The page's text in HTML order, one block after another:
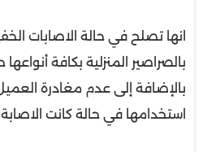
انها تصلح في حالة الاصابات
بالصراصير المنزلية بكافة
بالإضافة إلى عدم مغادرة
استخدامها في حالة كانت